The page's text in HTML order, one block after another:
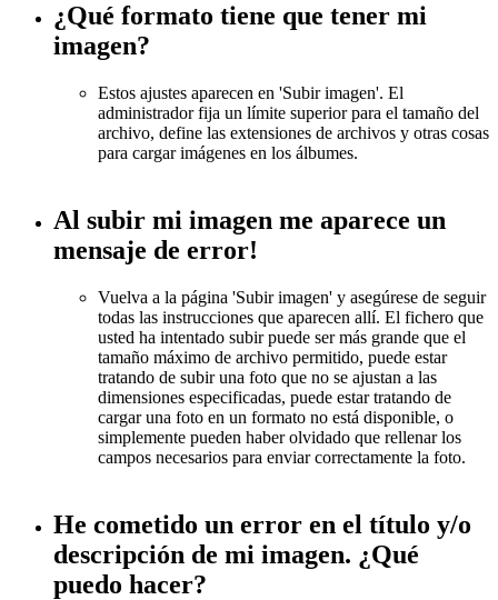
¿Qué formato tiene que tener mi
imagen?
Estos ajustes aparecen en 'Subir imagen'. El
administrador fija un límite superior para el tamaño del
archivo, define las extensiones de archivos y otras cosas
para cargar imágenes en los álbumes.
Al subir mi imagen me aparece un
mensaje de error!
Vuelva a la página 'Subir imagen' y asegúrese de seguir
todas las instrucciones que aparecen allí. El fichero que
usted ha intentado subir puede ser más grande que el
tamaño máximo de archivo permitido, puede estar
tratando de subir una foto que no se ajustan a las
dimensiones especificadas, puede estar tratando de
cargar una foto en un formato no está disponible, o
simplemente pueden haber olvidado que rellenar los
campos necesarios para enviar correctamente la foto.
He cometido un error en el título y/o
descripción de mi imagen. ¿Qué
puedo hacer?